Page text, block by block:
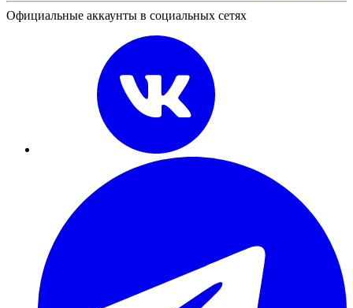
Официальные аккаунты в социальных сетях